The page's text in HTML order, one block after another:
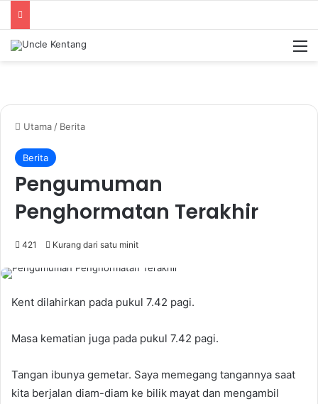
Utama / Berita
Berita
Pengumuman
Penghormatan Terakhir
421 Kurang dari satu minit
Kent dilahirkan pada pukul 7.42 pagi.
Masa kematian juga pada pukul 7.42 pagi.
Tangan ibunya gemetar. Saya memegang tangannya saat
kita berjalan diam-diam ke bilik mayat dan mengambil